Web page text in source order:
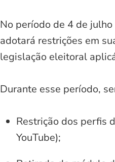
No período de 4 de
adotará restrições em
legislação eleitoral
Durante esse período,
Restrição dos perfis
YouTube);